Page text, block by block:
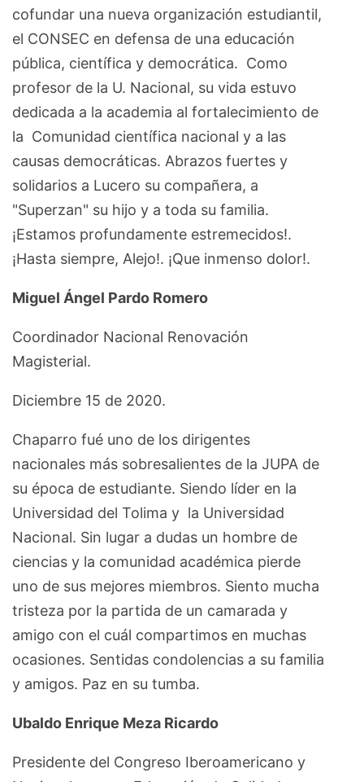
cofundar una nueva organización estudiantil,
el CONSEC en defensa de una educación
pública, científica y democrática. Como
profesor de la U. Nacional, su vida estuvo
dedicada a la academia al fortalecimiento de
la Comunidad científica nacional y a las
causas democráticas. Abrazos fuertes y
solidarios a Lucero su compañera, a
"Superzan" su hijo y a toda su familia.
¡Estamos profundamente estremecidos!.
¡Hasta siempre, Alejo!. ¡Que inmenso dolor!.
Miguel Ángel Pardo Romero
Coordinador Nacional Renovación
Magisterial.
Diciembre 15 de 2020.
Chaparro fué uno de los dirigentes
nacionales más sobresalientes de la JUPA de
su época de estudiante. Siendo líder en la
Universidad del Tolima y la Universidad
Nacional. Sin lugar a dudas un hombre de
ciencias y la comunidad académica pierde
uno de sus mejores miembros. Siento mucha
tristeza por la partida de un camarada y
amigo con el cuál compartimos en muchas
ocasiones. Sentidas condolencias a su familia
y amigos. Paz en su tumba.
Ubaldo Enrique Meza Ricardo
Presidente del Congreso Iberoamericano y